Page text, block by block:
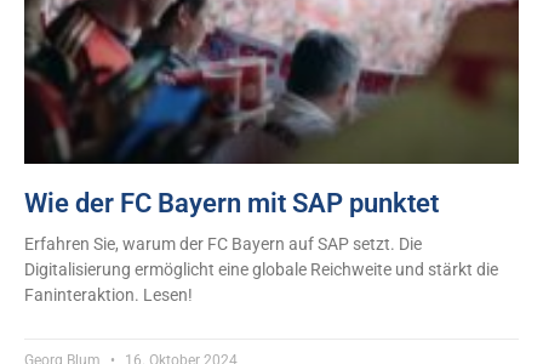
Wie der FC Bayern mit SAP punktet
Erfahren Sie, warum der FC Bayern auf SAP setzt. Die
Digitalisierung ermöglicht eine globale Reichweite und stärkt die
Faninteraktion. Lesen!
Georg Blum 16. Oktober 2024